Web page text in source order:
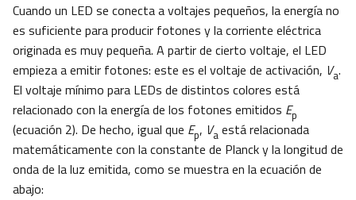
Cuando un LED se conecta a voltajes pequeños, la energía no
es suficiente para producir fotones y la corriente eléctrica
originada es muy pequeña. A partir de cierto voltaje, el LED
empieza a emitir fotones: este es el voltaje de activación, Va.
El voltaje mínimo para LEDs de distintos colores está
relacionado con la energía de los fotones emitidos Ep
(ecuación 2). De hecho, igual que Ep, Va está relacionada
matemáticamente con la constante de Planck y la longitud de
onda de la luz emitida, como se muestra en la ecuación de
abajo: